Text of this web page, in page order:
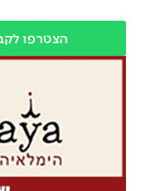
הצטרפו